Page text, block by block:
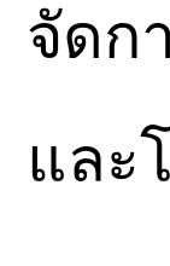
จัดก
และ